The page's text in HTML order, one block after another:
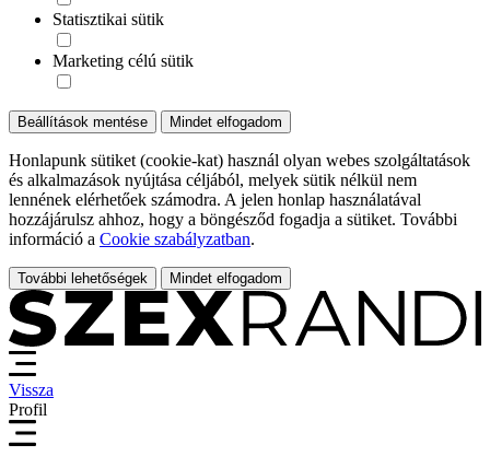
Statisztikai sütik
Marketing célú sütik
Beállítások mentése Mindet elfogadom
Honlapunk sütiket (cookie-kat) használ olyan webes szolgáltatások
és alkalmazások nyújtása céljából, melyek sütik nélkül nem
lennének elérhetőek számodra. A jelen honlap használatával
hozzájárulsz ahhoz, hogy a böngésződ fogadja a sütiket. További
információ a Cookie szabályzatban.
További lehetőségek Mindet elfogadom
Vissza
Profil